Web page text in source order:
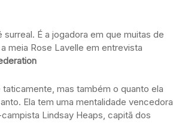
É a jogadora em que muitas de
meia Rose Lavelle em entrevista
mas também o quanto ela
Ela tem uma mentalidade vencedora
Lindsay Heaps, capitã dos